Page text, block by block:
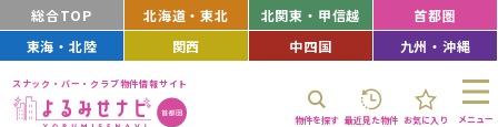
総合TOP 北海道・東北 北関東・甲信越
首都圏
東海・北陸
関西 中四国 九州・沖縄
スナック・バー・クラブ物件情報サイト
物件を探す 最近見た物件 お気に入り メニュー